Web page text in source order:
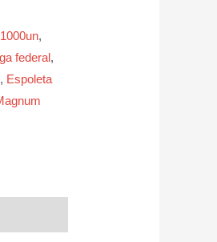
,
federal,
, Espoleta